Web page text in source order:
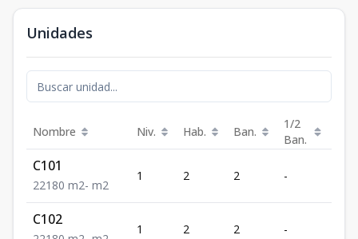
Unidades
Nombre Niv. Hab. Ban.
1/2
Ban.
C101
221 80 m2- m2
1 2 2 -
C102
1 2 2 -